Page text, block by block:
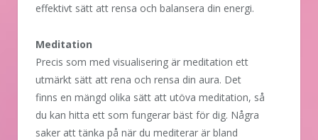
effektivt sätt att rensa och balansera din energi.
Meditation
Precis som med visualisering är meditation ett
utmärkt sätt att rena och rensa din aura. Det
finns en mängd olika sätt att utöva meditation, så
du kan hitta ett som fungerar bäst för dig. Några
saker att tänka på när du mediterar är bland